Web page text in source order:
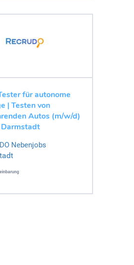
für autonome
| Testen von
Autos (m/w/d)
Nebenjobs